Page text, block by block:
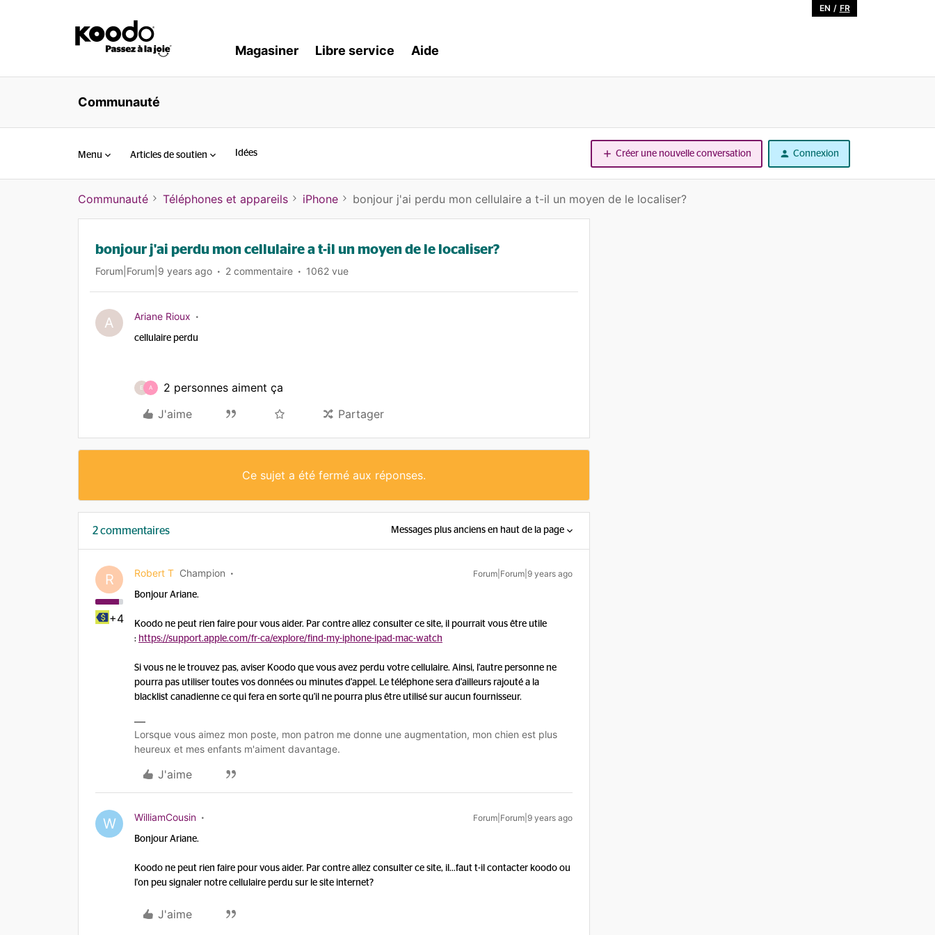
EN / FR
Magasiner Libre service Aide
Communauté
Menu Articles de soutien Idées Créer une nouvelle conversation Connexion
Communauté Téléphones et appareils iPhone bonjour j'ai perdu mon cellulaire a t-il un moyen de le localiser?
bonjour j'ai perdu mon cellulaire a t-il un moyen de le localiser?
Forum|Forum|9 years ago 2 commentaire 1062 vue
A Ariane Rioux
cellulaire perdu
E A
2 personnes aiment ça
J'aime
Partager
Ce sujet a été fermé aux réponses.
2 commentaires Messages plus anciens en haut de la page
R
+4
Robert T Champion Forum|Forum|9 years ago
Bonjour Ariane.
Koodo ne peut rien faire pour vous aider. Par contre allez consulter ce site, il pourrait vous être utile
: https://support.apple.com/fr-ca/explore/find-my-iphone-ipad-mac-watch
Si vous ne le trouvez pas, aviser Koodo que vous avez perdu votre cellulaire. Ainsi, l'autre personne ne
pourra pas utiliser toutes vos données ou minutes d'appel. Le téléphone sera d'ailleurs rajouté a la
blacklist canadienne ce qui fera en sorte qu'il ne pourra plus être utilisé sur aucun fournisseur.
Lorsque vous aimez mon poste, mon patron me donne une augmentation, mon chien est plus
heureux et mes enfants m'aiment davantage.
J'aime
W WilliamCousin Forum|Forum|9 years ago
Bonjour Ariane.
Koodo ne peut rien faire pour vous aider. Par contre allez consulter ce site, il...faut t-il contacter koodo ou
l'on peu signaler notre cellulaire perdu sur le site internet?
J'aime